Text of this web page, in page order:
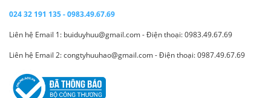
024 32 191 135 - 0983.49.67.69
Liên hệ Email 1: buiduyhuu@gmail.com - Điện thoại: 0983.49.67.69
Liên hệ Email 2: congtyhuuhao@gmail.com - Điện thoại: 0987.49.67.69